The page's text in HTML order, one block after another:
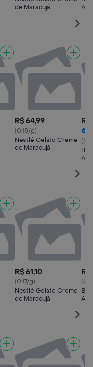
de Maracujá
R$ 64,99
(0.18/g)
Nestlé Gelato Creme
de Maracujá
R$
R$ 61,10
(0.17/g)
Nestlé Gelato Creme
de Maracujá
R$